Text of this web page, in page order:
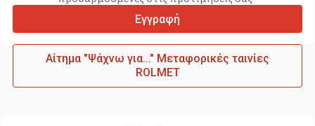
Εγγραφή
Αίτημα "Ψάχνω για..." Μεταφορικές ταινίες
ROLMET